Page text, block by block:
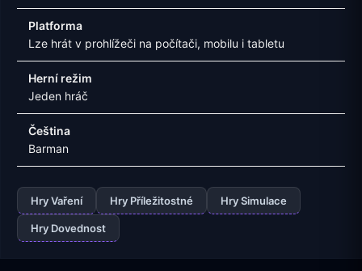
Platforma
Lze hrát v prohlížeči na počítači, mobilu i tabletu
Herní režim
Jeden hráč
Čeština
Barman
Hry Vaření Hry Příležitostné Hry Simulace
Hry Dovednost